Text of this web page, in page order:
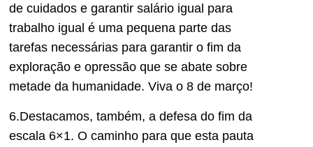
de cuidados e garantir salário igual para
trabalho igual é uma pequena parte das
tarefas necessárias para garantir o fim da
exploração e opressão que se abate sobre
metade da humanidade. Viva o 8 de março!
6.Destacamos, também, a defesa do fim da
escala 6×1. O caminho para que esta pauta